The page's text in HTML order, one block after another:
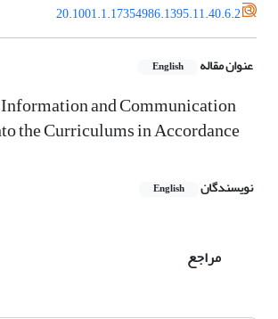
20.1001.1.17354986.1395.11.40.6.2
عنوان مقاله English
and Communication
the Curriculums in Accordance
نویسندگان English
مراجع